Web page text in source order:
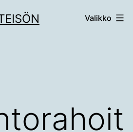
Valikko